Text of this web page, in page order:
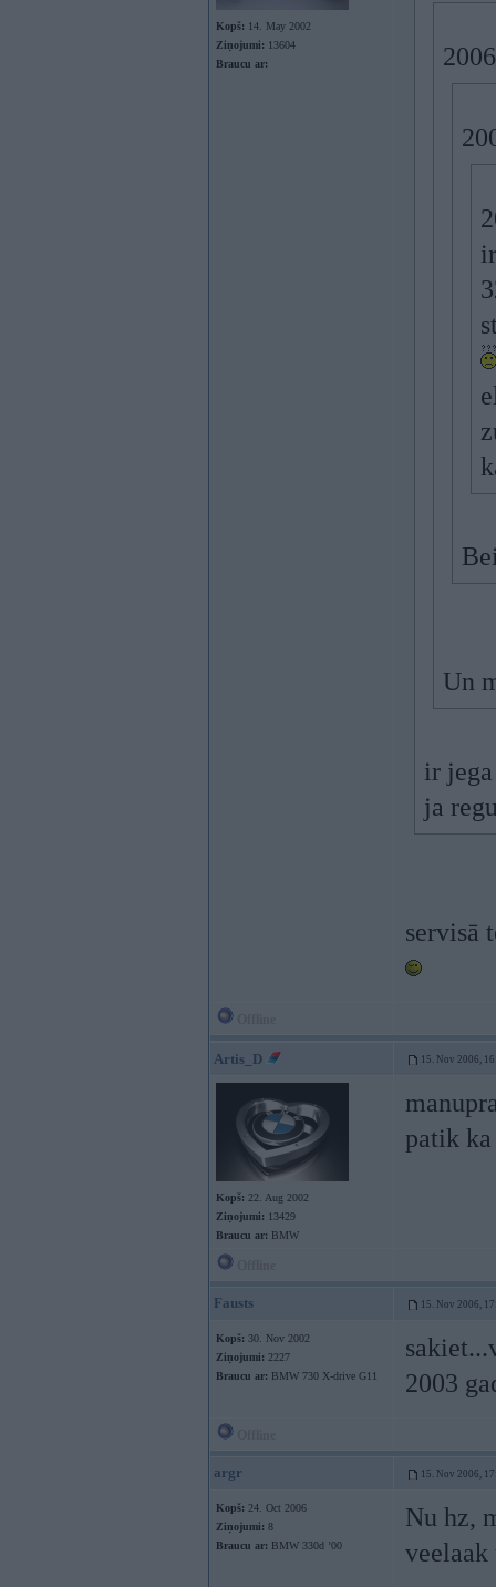
Kopš: 14. May 2002
Ziņojumi: 13604
Braucu ar:
Un
ir
ja
servisā
Artis_D 15. Nov 2006,
Kopš: 22. Aug 2002
Ziņojumi: 13429
Braucu ar: BMW
patik
Fausts 15. Nov 2006,
Kopš: 30. Nov 2002
Ziņojumi: 2227
Braucu ar: BMW 730 X-drive G11
2003
argr 15. Nov 2006,
Kopš: 24. Oct 2006
Ziņojumi: 8
Braucu ar: BMW 330d ’00
Nu hz,